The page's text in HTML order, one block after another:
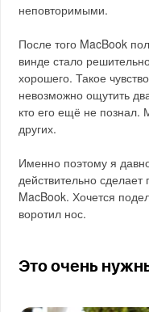
неповторимыми.
После того MacBook
винде стало
хорошего. Такое
невозможно ощутить
кто его ещё не познал.
других.
Именно поэтому я
действительно
MacBook. Хочется
воротил нос.
Это очень